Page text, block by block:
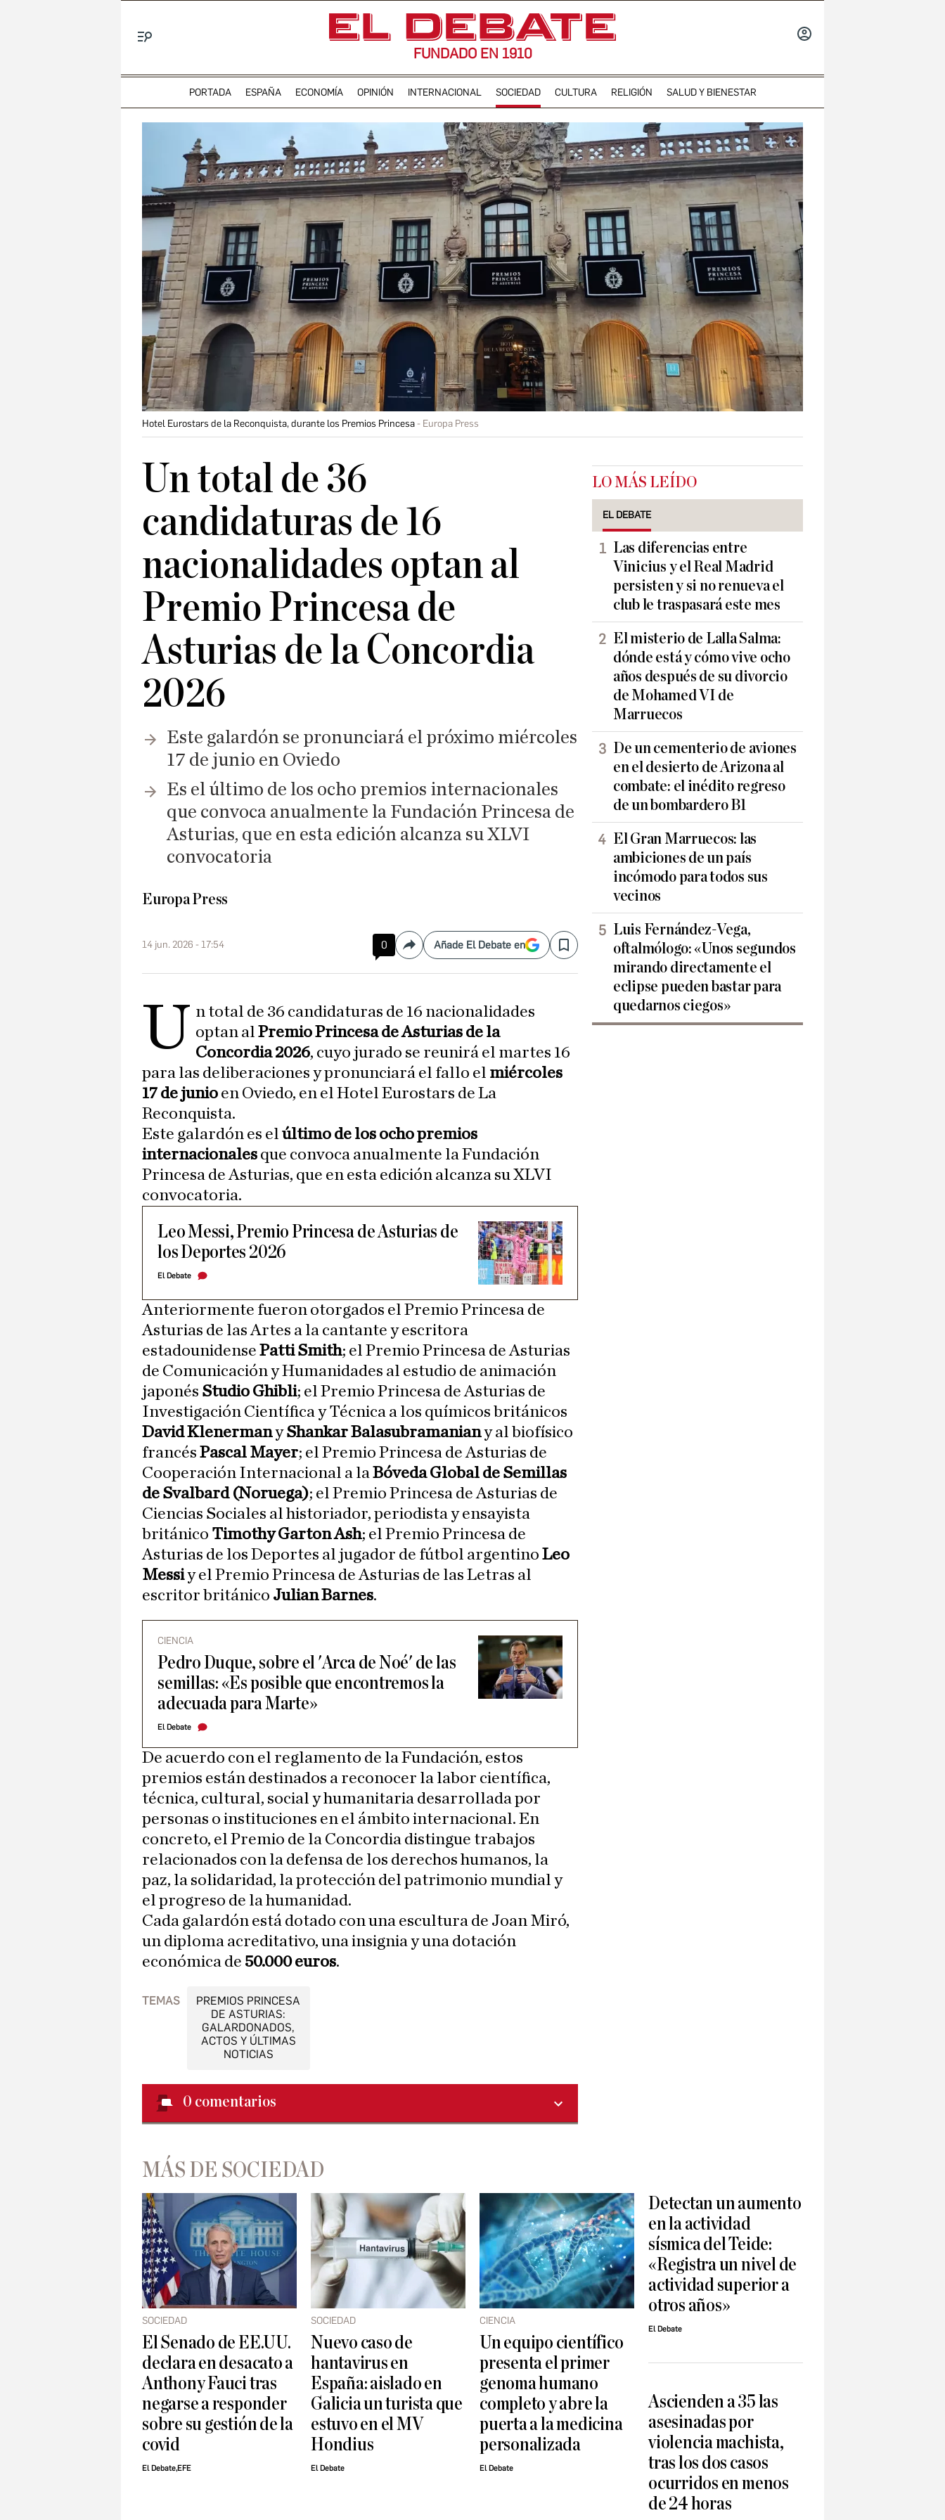
FUNDADO EN 1910
PORTADA ESPAÑA ECONOMÍA OPINIÓN INTERNACIONAL SOCIEDAD CULTURA RELIGIÓN SALUD Y BIENESTAR
Hotel Eurostars de la Reconquista, durante los Premios Princesa Europa Press
Un total de 36
candidaturas de 16
nacionalidades optan al
Premio Princesa de
Asturias de la Concordia
2026
Este galardón se pronunciará el próximo miércoles
17 de junio en Oviedo
Es el último de los ocho premios internacionales
que convoca anualmente la Fundación Princesa de
Asturias, que en esta edición alcanza su XLVI
convocatoria
Europa Press
14 jun. 2026 - 17:54 0 CompartirAñade El Debate en Save
U n total de 36 candidaturas de 16 nacionalidades
optan alPremio Princesa de Asturias de la
Concordia2026, cuyo jurado se reunirá el martes 16
para las deliberaciones y pronunciará el fallo el miércoles
17 de junio en Oviedo, en el Hotel Eurostars de La
Reconquista.
Este galardón es el último de los ocho premios
internacionales que convoca anualmente la Fundación
Princesa de Asturias, que en esta edición alcanza su XLVI
convocatoria.
Leo Messi, Premio Princesa de Asturias de
los Deportes 2026
El Debate
Anteriormente fueron otorgados el Premio Princesa de
Asturias de las Artes a la cantante y escritora
estadounidense Patti Smith; el Premio Princesa de Asturias
de Comunicación y Humanidades al estudio de animación
japonés Studio Ghibli; el Premio Princesa de Asturias de
Investigación Científica y Técnica a los químicos británicos
David KlenermanyShankar Balasubramaniany al biofísico
francés Pascal Mayer; el Premio Princesa de Asturias de
Cooperación Internacional a laBóveda Global de Semillas
de Svalbard (Noruega); el Premio Princesa de Asturias de
Ciencias Sociales al historiador, periodista y ensayista
británico Timothy Garton Ash; el Premio Princesa de
Asturias de los Deportes al jugador de fútbol argentino Leo
Messiy el Premio Princesa de Asturias de las Letras al
escritor británico Julian Barnes.
CIENCIA
Pedro Duque, sobre el 'Arca de Noé' de las
semillas: «Es posible que encontremos la
adecuada para Marte»
El Debate
De acuerdo con el reglamento de la Fundación, estos
premios están destinados a reconocer la labor científica,
técnica, cultural, social y humanitaria desarrollada por
personas o instituciones en el ámbito internacional. En
concreto, el Premio de la Concordia distingue trabajos
relacionados con la defensa de los derechos humanos, la
paz, la solidaridad, la protección del patrimonio mundial y
el progreso de la humanidad.
Cada galardón está dotado con una escultura de Joan Miró,
un diploma acreditativo, una insignia y una dotación
económica de 50.000 euros.
TEMAS
PREMIOS PRINCESA
DE ASTURIAS:
GALARDONADOS,
ACTOS Y ÚLTIMAS
NOTICIAS
0 comentarios
LO MÁS LEÍDO
EL DEBATE
Las diferencias entre
Vinicius y el Real Madrid
persisten y si no renueva el
club le traspasará este mes
El misterio de Lalla Salma:
dónde está y cómo vive ocho
años después de su divorcio
de Mohamed VI de
Marruecos
De un cementerio de aviones
en el desierto de Arizona al
combate: el inédito regreso
de un bombardero B1
El Gran Marruecos: las
ambiciones de un país
incómodo para todos sus
vecinos
Luis Fernández-Vega,
oftalmólogo: «Unos segundos
mirando directamente el
eclipse pueden bastar para
quedarnos ciegos»
MÁS DE SOCIEDAD
SOCIEDAD
El Senado de EE.UU.
declara en desacato a
Anthony Fauci tras
negarse a responder
sobre su gestión de la
covid
El Debate,EFE
SOCIEDAD
Nuevo caso de
hantavirus en
España: aislado en
Galicia un turista que
estuvo en el MV
Hondius
El Debate
CIENCIA
Un equipo científico
presenta el primer
genoma humano
completo y abre la
puerta a la medicina
personalizada
El Debate
Detectan un aumento
en la actividad
sísmica del Teide:
«Registra un nivel de
actividad superior a
otros años»
El Debate
Ascienden a 35 las
asesinadas por
violencia machista,
tras los dos casos
ocurridos en menos
de 24 horas